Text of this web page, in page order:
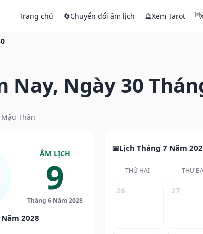
Trang chủ 🔄Chuyển đổi âm lịch 🔮Xem Tarot 🃏
Nay, Ngày 30
Thân
ÂM LỊCH
9
Tháng 6 Năm 2028
2028
Lịch Tháng 7 Năm
THỨ HAI THỨ
26 27